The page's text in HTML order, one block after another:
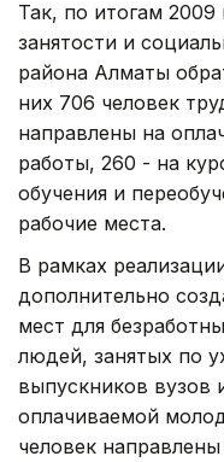
Так, по итогам 2009
занятости и
района Алматы
них 706 человек
направлены на
работы, 260 - на
обучения и
рабочие места.
В рамках
дополнительно
мест для
людей, занятых по
выпускников вузов
оплачиваемой
человек